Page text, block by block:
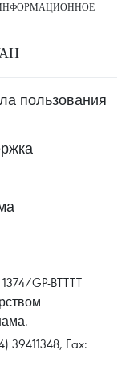
пользования
GP-BTTTT
Fax: